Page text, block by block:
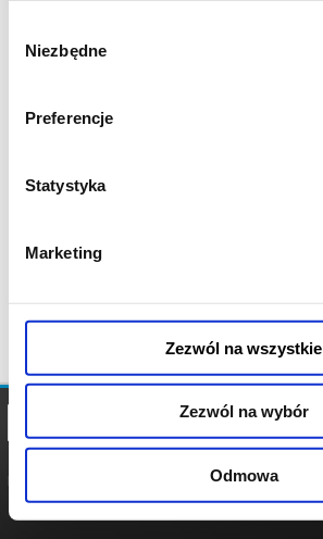
zgody
Niezbędne
Preferencje
Statystyka
Marketing
Zezwól na wszystkie
Zezwól na wybór
Odmowa
POLITYKA